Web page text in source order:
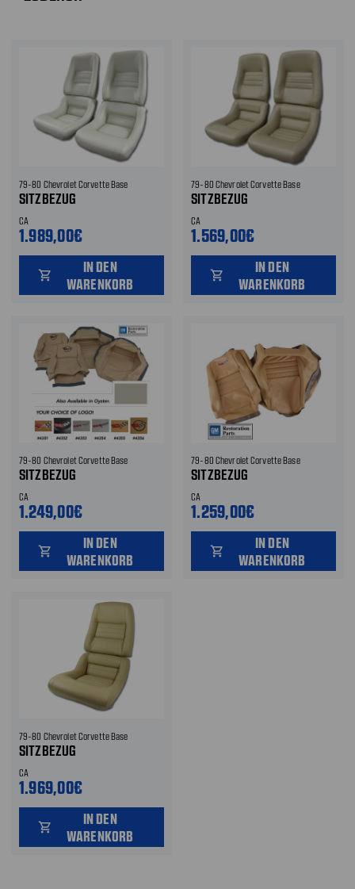
79-80 Chevrolet Corvette Base
SITZBEZUG
CA
1.989,00€
shopping_cart
IN DEN
WARENKORB
79-80 Chevrolet Corvette Base
SITZBEZUG
CA
1.569,00€
shopping_cart
IN DEN
WARENKORB
79-80 Chevrolet Corvette Base
SITZBEZUG
CA
1.249,00€
shopping_cart
IN DEN
WARENKORB
79-80 Chevrolet Corvette Base
SITZBEZUG
CA
1.259,00€
shopping_cart
IN DEN
WARENKORB
79-80 Chevrolet Corvette Base
SITZBEZUG
CA
1.969,00€
shopping_cart
IN DEN
WARENKORB